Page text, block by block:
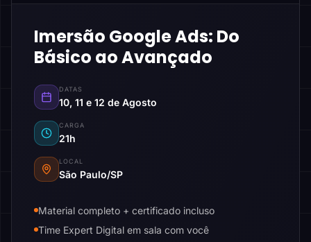
Imersão Google Ads: Do
Básico ao Avançado
DATAS
10, 11 e 12 de Agosto
CARGA
21h
LOCAL
São Paulo/SP
Material completo + certificado incluso
Time Expert Digital em sala com você